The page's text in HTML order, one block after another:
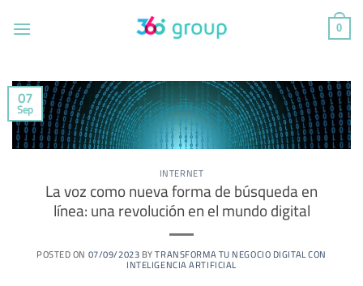
0
07
Sep
INTERNET
La voz como nueva forma de búsqueda en
línea: una revolución en el mundo digital
POSTED ON 07/09/2023BYTRANSFORMA TU NEGOCIO DIGITAL CON
INTELIGENCIA ARTIFICIAL